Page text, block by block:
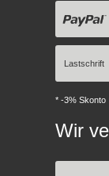
Lastschrift
* -3% Skonto
Wir